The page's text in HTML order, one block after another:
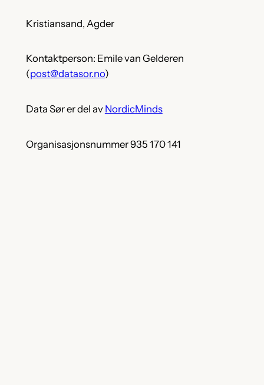
Kristiansand, Agder
Kontaktperson: Emile van Gelderen
(post@datasor.no)
Data Sør er del av NordicMinds
Organisasjonsnummer 935 170 141